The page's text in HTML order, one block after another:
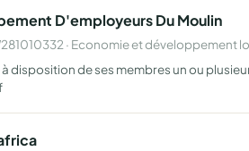
D'employeurs Du Moulin
· Economie et développement
disposition de ses membres un ou